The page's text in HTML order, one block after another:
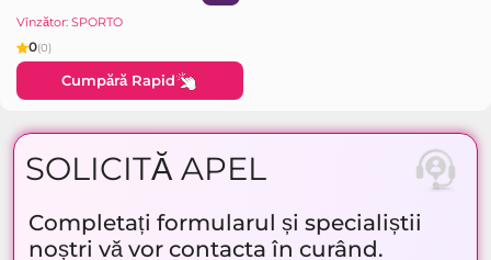
Vînzător: SPORTO
0(0)
Cumpără Rapid
SOLICITĂ APEL
Completați formularul și specialiștii
noștri vă vor contacta în curând.